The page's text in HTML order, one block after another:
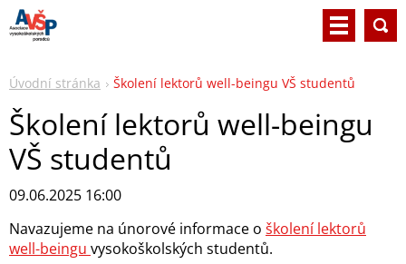
Úvodní stránka Školení lektorů well-beingu VŠ studentů
Školení lektorů well-beingu
VŠ studentů
09.06.2025 16:00
Navazujeme na únorové informace o školení lektorů
well-beingu vysokoškolských studentů.